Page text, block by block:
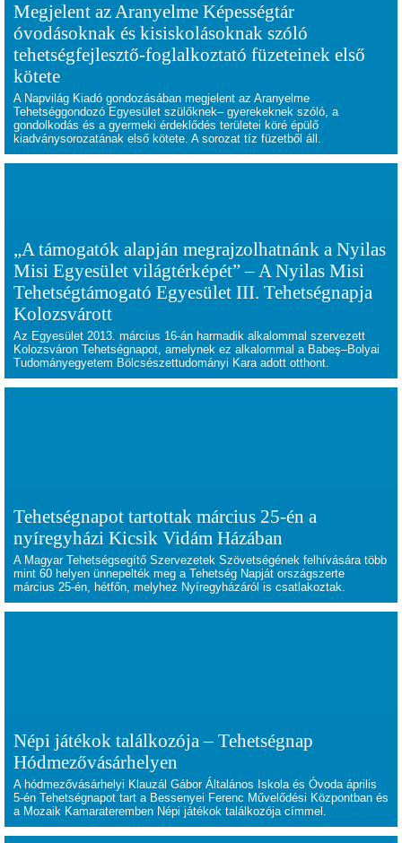
Megjelent az Aranyelme Képességtár
óvodásoknak és kisiskolásoknak szóló
tehetségfejlesztő-foglalkoztató füzeteinek első
kötete
A Napvilág Kiadó gondozásában megjelent az Aranyelme
Tehetséggondozó Egyesület szülőknek– gyerekeknek szóló, a
gondolkodás és a gyermeki érdeklődés területei köré épülő
kiadványsorozatának első kötete. A sorozat tíz füzetből áll.
„A támogatók alapján megrajzolhatnánk a Nyilas
Misi Egyesület világtérképét” – A Nyilas Misi
Tehetségtámogató Egyesület III. Tehetségnapja
Kolozsvárott
Az Egyesület 2013. március 16-án harmadik alkalommal szervezett
Kolozsváron Tehetségnapot, amelynek ez alkalommal a Babeş–Bolyai
Tudományegyetem Bölcsészettudományi Kara adott otthont.
Tehetségnapot tartottak március 25-én a
nyíregyházi Kicsik Vidám Házában
A Magyar Tehetségsegítő Szervezetek Szövetségének felhívására több
mint 60 helyen ünnepelték meg a Tehetség Napját országszerte
március 25-én, hétfőn, melyhez Nyíregyházáról is csatlakoztak.
Népi játékok találkozója – Tehetségnap
Hódmezővásárhelyen
A hódmezővásárhelyi Klauzál Gábor Általános Iskola és Óvoda április
5-én Tehetségnapot tart a Bessenyei Ferenc Művelődési Központban és
a Mozaik Kamarateremben Népi játékok találkozója címmel.